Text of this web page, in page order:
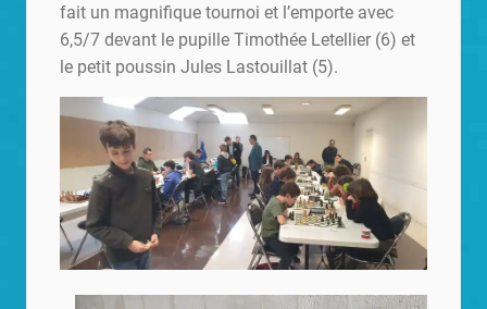
fait un magnifique tournoi et l’emporte avec
6,5/7 devant le pupille Timothée Letellier (6) et
le petit poussin Jules Lastouillat (5).